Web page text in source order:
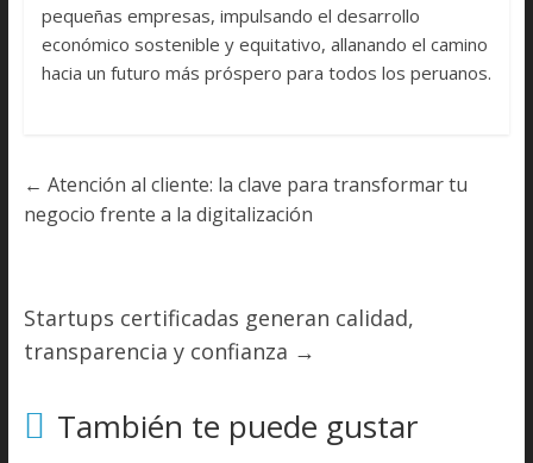
pequeñas empresas, impulsando el desarrollo
económico sostenible y equitativo, allanando el camino
hacia un futuro más próspero para todos los peruanos.
← Atención al cliente: la clave para transformar tu
negocio frente a la digitalización
Startups certificadas generan calidad,
transparencia y confianza →
También te puede gustar